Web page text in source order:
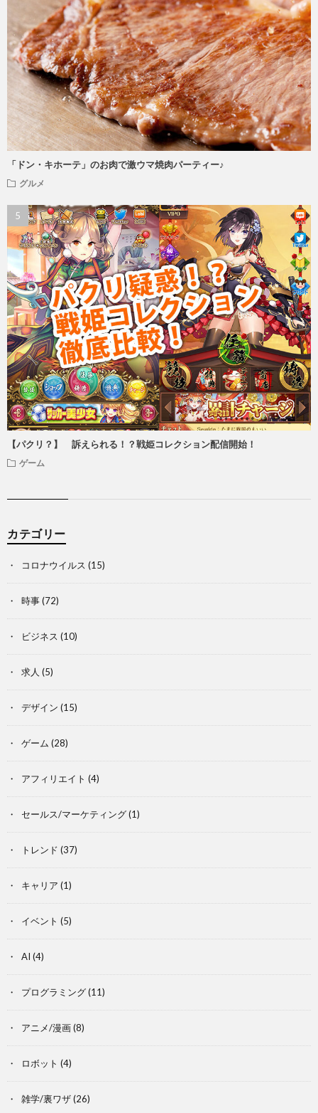
「ドン・キホーテ」のお肉で激ウマ焼肉パーティー♪
グルメ
【パクリ？】 訴えられる！？戦姫コレクション配信開始！
ゲーム
カテゴリー
コロナウイルス (15)
時事(72)
ビジネス (10)
求人 (5)
デザイン (15)
ゲーム (28)
アフィリエイト (4)
セールス/マーケティング(1)
トレンド (37)
キャリア (1)
イベント (5)
AI (4)
プログラミング(11)
アニメ/漫画(8)
ロボット (4)
雑学/裏ワザ(26)